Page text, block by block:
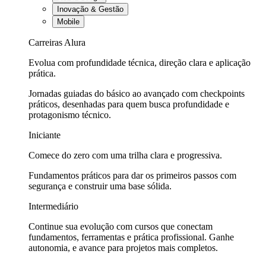
Inovação & Gestão
Mobile
Carreiras Alura
Evolua com profundidade técnica, direção clara e aplicação
prática.
Jornadas guiadas do básico ao avançado com checkpoints
práticos, desenhadas para quem busca profundidade e
protagonismo técnico.
Iniciante
Comece do zero com uma trilha clara e progressiva.
Fundamentos práticos para dar os primeiros passos com
segurança e construir uma base sólida.
Intermediário
Continue sua evolução com cursos que conectam
fundamentos, ferramentas e prática profissional. Ganhe
autonomia, e avance para projetos mais completos.